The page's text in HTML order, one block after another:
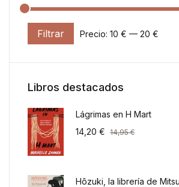
Precio mínimo
Precio máximo
Filtrar Precio: 10 € — 20 €
Libros destacados
Lágrimas en H Mart
14,20 € 14,95€
Hôzuki, la librería de